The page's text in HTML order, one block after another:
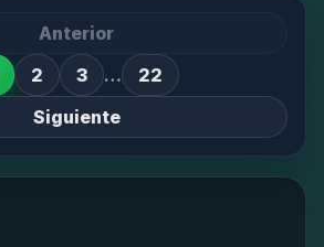
Anterior
2 3 …
22
Siguiente